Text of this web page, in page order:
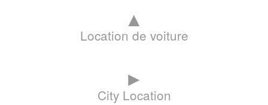
▲
Location de voiture
►
City Location